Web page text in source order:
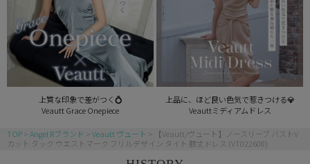
上質な印象で差がつく💍
Veautt Grace Onepiece
上品に、ほど良い色気で惹きつける💎
Veauttミディアムドレス
TOP Angel Rブランド Veautt ヴュート
【Veautt/ヴュート】ノースリーブ バストV
カット タック ウエストマーク フリルデザイン タイト 膝丈ドレス (VT022608)